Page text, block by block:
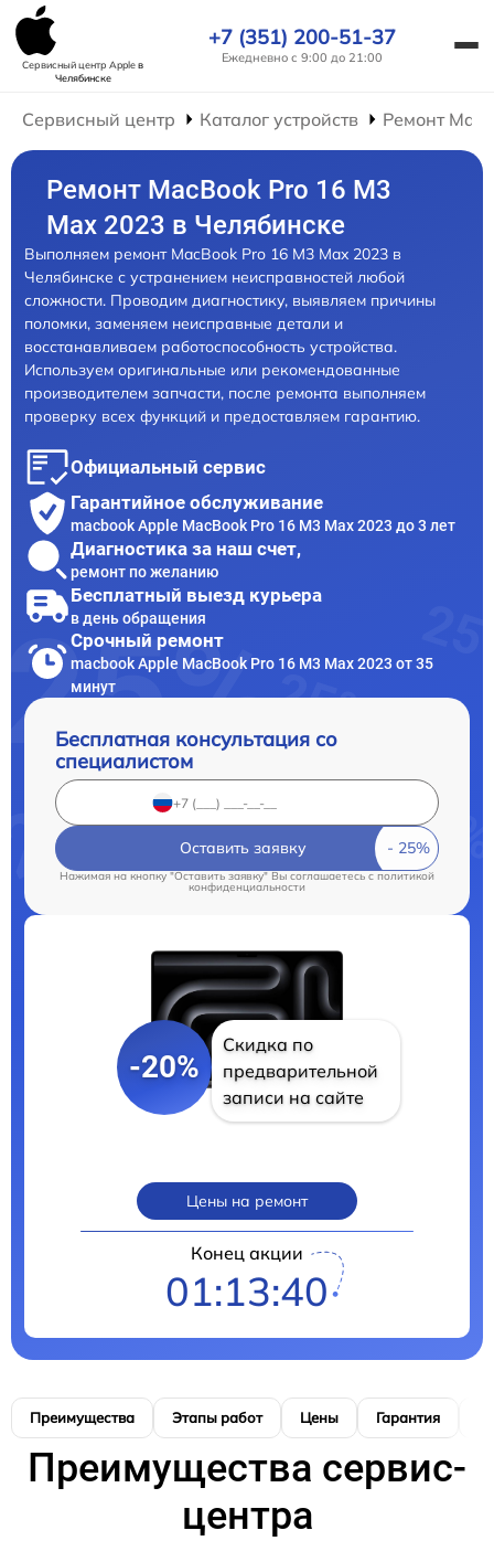
Сервисный центр Appleв
Челябинске
+7 (351) 200-51-37
Ежедневно с 9:00 до 21:00
Сервисный центр Каталог устройств Ремонт
Ремонт MacBook Pro 16 M3
Max 2023 в Челябинске
Выполняем ремонт MacBook Pro 16 M3 Max 2023 в
Челябинске с устранением неисправностей любой
сложности. Проводим диагностику, выявляем причины
поломки, заменяем неисправные детали и
восстанавливаем работоспособность устройства.
Используем оригинальные или рекомендованные
производителем запчасти, после ремонта выполняем
проверку всех функций и предоставляем гарантию.
Официальный сервис
Гарантийное обслуживание
macbook Apple MacBook Pro 16 M3 Max 2023 до 3 лет
Диагностика за наш счет,
ремонт по желанию
Бесплатный выезд курьера
в день обращения
Срочный ремонт
macbook Apple MacBook Pro 16 M3 Max 2023 от 35
минут
Бесплатная консультация со
специалистом
Оставить заявку
Нажимая на кнопку "Оставить заявку" Вы соглашаетесь cполитикой
конфиденциальности
-20%
Скидка по
предварительной
записи на сайте
Цены на ремонт
Конец акции
01:13:39
Преимущества Этапы работ Цены Гарантия
Преимущества сервис-
центра